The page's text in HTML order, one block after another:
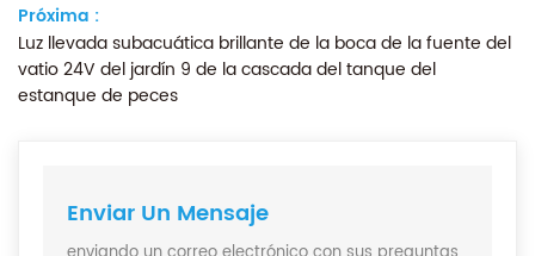
Próxima :
Luz llevada subacuática brillante de la boca de la fuente del
vatio 24V del jardín 9 de la cascada del tanque del
estanque de peces
Enviar Un Mensaje